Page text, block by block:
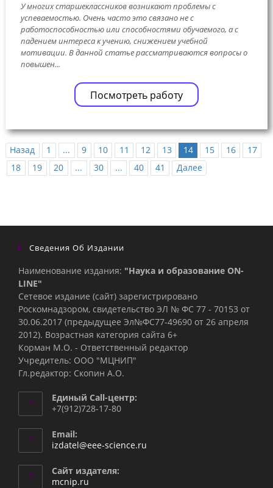
У многих старшеклассников возникают проблемы с
успеваемостью. Очень часто это связано не с
работоспособностью или способностями обучаемого, а с
падением интереса к учению, снижением учебной
мотивации. В данной статье рассматриваются вопросы о
повышен...
Посмотреть работу
Назад 1 ... 9 10 11 12 13 14 15 16
17
18
19 20 ... 30 ... 40 41 Далее
Сведения Об Издании
Наименование издания: "Наука и образование ON-
LINE"
Сетевое издание (сайт) зарегистрировано
Роскомнадзором, свидетельство ЭЛ № ФС 77 - 70153 от
30.06.2017 (предыдущее Эл№ФC77-49690 от 26 апреля
2012). Возрастная категория сайта 6+
Корман М.О. - Ответственный редактор
Учредитель: ООО "МЦНИП"
Гл.редактор: Скопин А.О.
Единый Call-центр:
+7(912)728-17-80
Email:
izdatel@eee-science.ru
Сайт издателя:
mcnip.ru